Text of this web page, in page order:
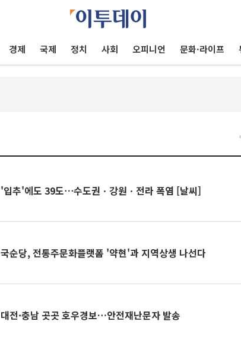
경제 국제 정치 사회 오피니언 문화·라이프
'입추'에도 39도⋯수도권ㆍ강원ㆍ전라 폭염 [날씨]
국순당, 전통주문화플랫폼 '약현'과 지역상생 나선다
대전·충남 곳곳 호우경보…안전재난문자 발송